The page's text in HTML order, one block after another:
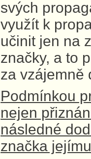
svých
využít k
učinit jen na
značky, a to
za vzájemně
Podmínkou
nejen
následné
značka